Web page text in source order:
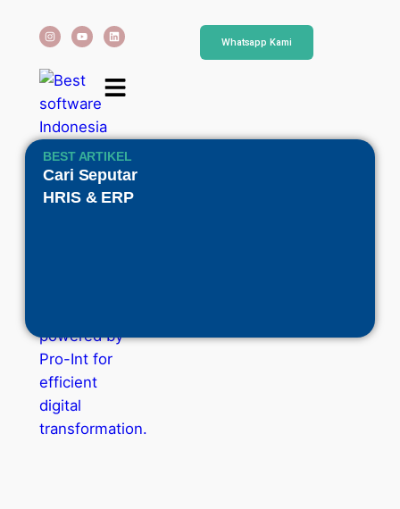
Whatsapp Kami
BEST ARTIKEL
Cari Seputar
HRIS & ERP